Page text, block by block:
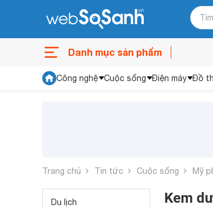
Danh mục sản phẩm
Công nghệ Cuộc sống Điện máy Đồ
Trang chủ Tin tức Cuộc sống Mỹ
Du lịch
Kem